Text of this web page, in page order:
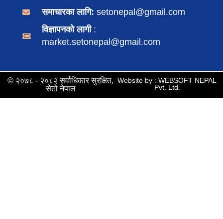
समाचारका लागि: setonepal@gmail.com
विज्ञापनको लागी :
market.setonepal@gmail.com
© २०७८ - २०८२ सर्वाधिकार सुरक्षित,
सेतो नेपाल
Website by : WEBSOFT NEPAL
Pvt. Ltd.